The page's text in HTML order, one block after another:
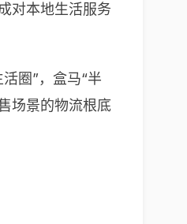
对本地生活服务
圈”，盒马“半
场景的物流根底